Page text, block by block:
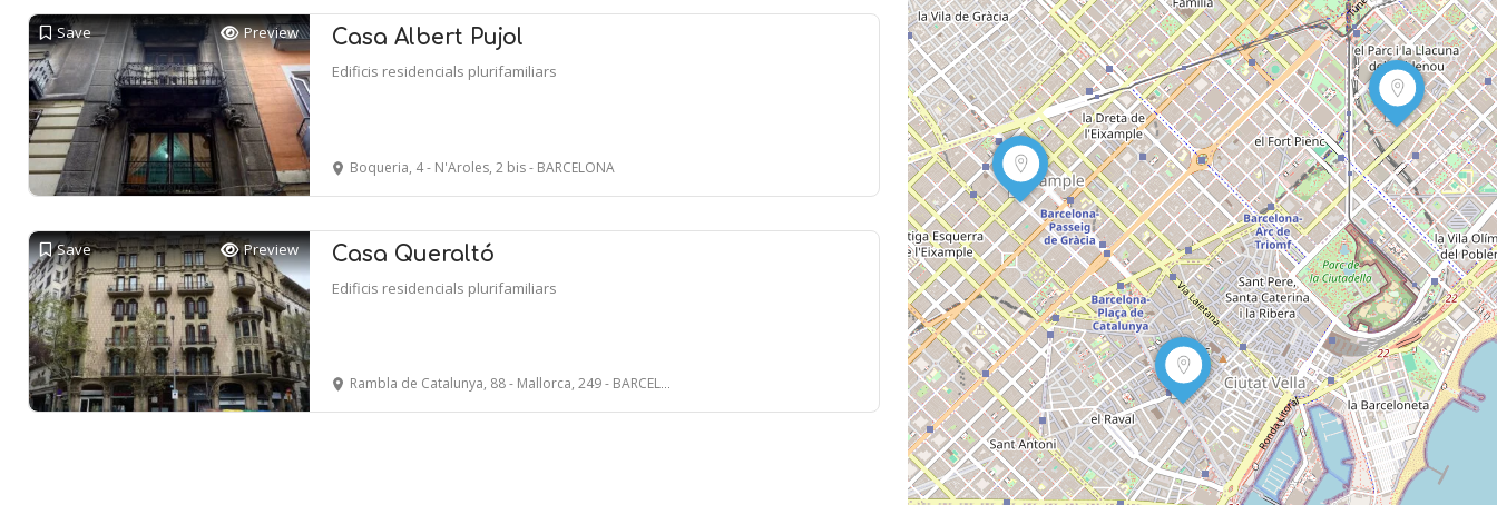
Save Preview Casa Albert Pujol
Edificis residencials plurifamiliars
Boqueria, 4 - N'Aroles, 2 bis - BARCELONA
Save Preview Casa Queraltó
Edificis residencials plurifamiliars
Rambla de Catalunya, 88 - Mallorca, 249 - BARCELONA